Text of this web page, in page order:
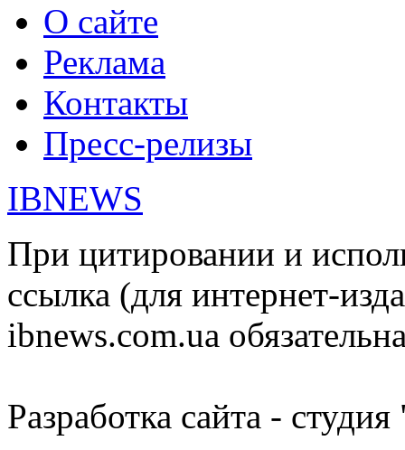
О сайте
Реклама
Контакты
Пресс-релизы
IBNEWS
При цитировании и
ссылка (для интернет-
ibnews.com.ua
Разработка сайта -